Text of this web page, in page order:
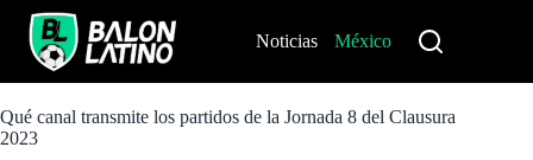
o
c
Noticias México
Qué canal transmite los partidos de la Jornada 8 del Clausura
2023